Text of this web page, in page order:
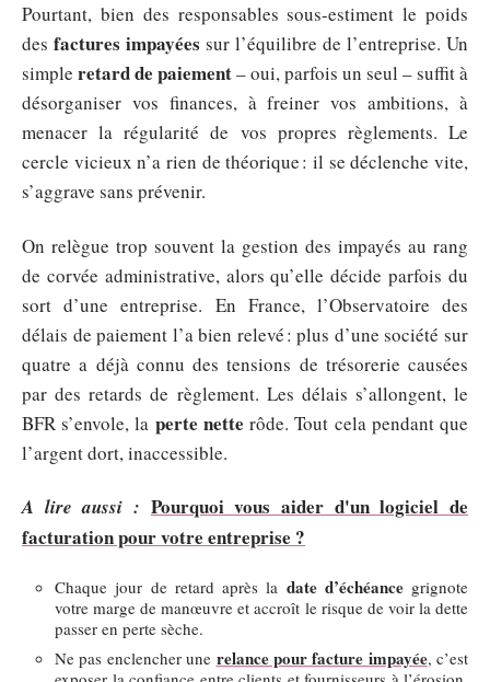
Pourtant, bien des responsables sous-estiment le poids
des factures impayées sur l’équilibre de l’entreprise. Un
simple retard de paiement– oui, parfois un seul – suffit à
désorganiser vos finances, à freiner vos ambitions, à
menacer la régularité de vos propres règlements. Le
cercle vicieux n’a rien de théorique : il se déclenche vite,
s’aggrave sans prévenir.
On relègue trop souvent la gestion des impayés au rang
de corvée administrative, alors qu’elle décide parfois du
sort d’une entreprise. En France, l’Observatoire des
délais de paiement l’a bien relevé : plus d’une société sur
quatre a déjà connu des tensions de trésorerie causées
par des retards de règlement. Les délais s’allongent, le
BFR s’envole, la perte nette rôde. Tout cela pendant que
l’argent dort, inaccessible.
A lire aussi : Pourquoi vous aider d'un logiciel de
facturation pour votre entreprise ?
Chaque jour de retard après la date d’échéancegrignote
votre marge de manœuvre et accroît le risque de voir la dette
passer en perte sèche.
Ne pas enclencher une relance pour facture impayée, c’est